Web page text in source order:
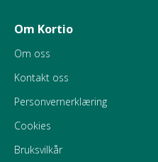
Om Kortio
Om oss
Kontakt oss
Personvernerklæring
Cookies
Bruksvilkår